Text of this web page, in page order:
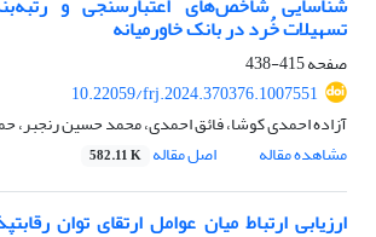
تسهیلات خُرد در بانک خاورمیانه
صفحه415-438
10.22059/frj.2024.370376.1007551
آزاده احمدی کوشا، فائق احمدی، محمد حسین رنجبر،
مشاهده مقاله
اصل مقاله 582.11 K
ارزیابی ارتباط میان عوامل ارتقای توان